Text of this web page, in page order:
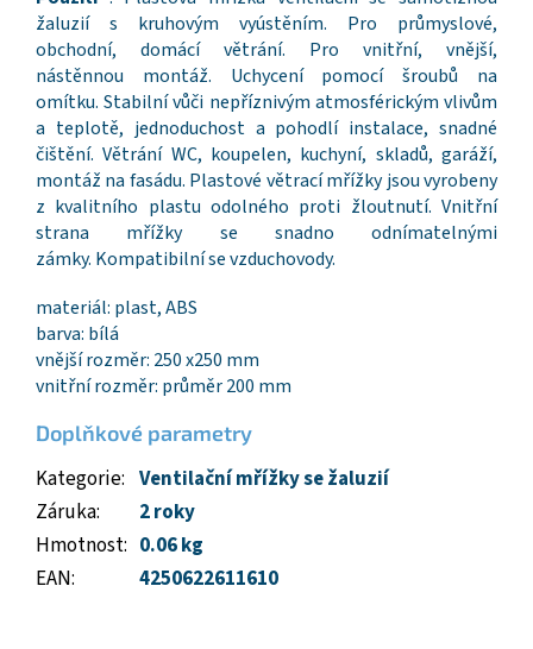
žaluzií s kruhovým vyústěním. Pro průmyslové,
obchodní, domácí větrání. Pro vnitřní, vnější,
nástěnnou montáž. Uchycení pomocí šroubů na
omítku. Stabilní vůči nepříznivým atmosférickým vlivům
a teplotě, jednoduchost a pohodlí instalace, snadné
čištění. Větrání WC, koupelen, kuchyní, skladů, garáží,
montáž na fasádu. Plastové větrací mřížky jsou vyrobeny
z kvalitního plastu odolného proti žloutnutí. Vnitřní
strana mřížky se snadno odnímatelnými
zámky. Kompatibilní se vzduchovody.
materiál: plast, ABS
barva: bílá
vnější rozměr: 250 x250 mm
vnitřní rozměr: průměr 200 mm
Doplňkové parametry
Kategorie: Ventilační mřížky se žaluzií
Záruka:
2 roky
Hmotnost: 0.06 kg
EAN: 4250622611610